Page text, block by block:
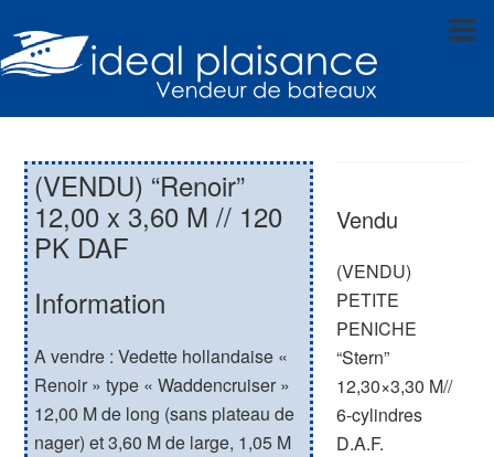
(VENDU) “Renoir”
12,00 x 3,60 M // 120
PK DAF
Information
A vendre : Vedette hollandaise «
Renoir » type « Waddencruiser »
12,00 M de long (sans plateau de
nager) et 3,60 M de large, 1,05 M
Vendu
(VENDU)
PETITE
PENICHE
“Stern”
12,30×3,30 M//
6-cylindres
D.A.F.